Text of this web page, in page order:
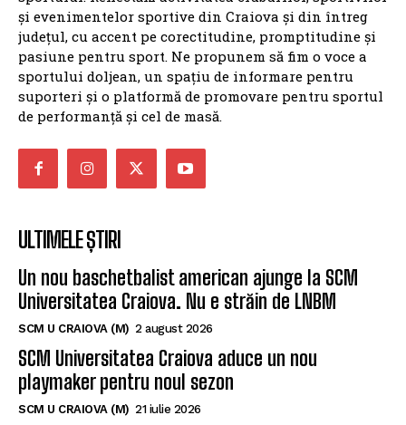
și evenimentelor sportive din Craiova și din întreg
județul, cu accent pe corectitudine, promptitudine și
pasiune pentru sport. Ne propunem să fim o voce a
sportului doljean, un spațiu de informare pentru
suporteri și o platformă de promovare pentru sportul
de performanță și cel de masă.
ULTIMELE ȘTIRI
Un nou baschetbalist american ajunge la SCM
Universitatea Craiova. Nu e străin de LNBM
SCM U CRAIOVA (M) 2 august 2026
SCM Universitatea Craiova aduce un nou
playmaker pentru noul sezon
SCM U CRAIOVA (M) 21 iulie 2026